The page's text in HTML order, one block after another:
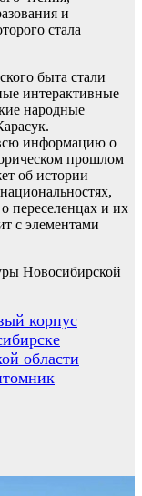
и
стала
быта стали
интерактивные
народные
информацию о
прошлом
об истории
переселенцах и их
с элементами
Новосибирской
корпус
области